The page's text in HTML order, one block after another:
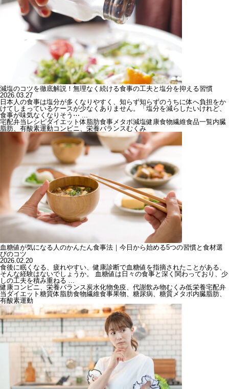
減塩のコツを徹底解説！無理なく続ける食事の工夫と塩分を抑える習慣
2026.03.27
日本人の食事は塩分が多くなりやすく、知らず知らずのうちに体へ負担をか
けてしまっているケースが少なくありません。「塩分を減らしたいけれど、
食事が味気なくなりそう⋯ ...
宅配弁当 レシピダイエット体脂肪食事メタボ減塩健康食物繊維食品一覧内臓
脂肪、有酸素運動コンビニ、栄養バランスむくみ
血糖値が気になる人のかんたん食事法｜今日から始める5つの習慣と食材選
びのコツ
2026.02.20
食後に眠くなる、疲れやすい、健康診断で血糖値を指摘されたことがある、
そんな経験はないでしょうか。 血糖値は日々の食事と深く関わっており、少
しの工夫を積み重ねる ...
健康コンビニ、栄養バランス炭水化物免疫、代謝飲み物むくみ低栄養宅配弁
当 ダイエット 糖質体脂肪食物繊維食事果物、糖尿病、糖質メタボ内臓脂肪、
有酸素運動